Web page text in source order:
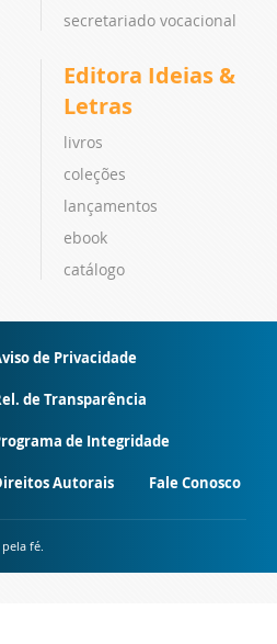
secretariado vocacional
Editora Ideias &
Letras
livros
coleções
lançamentos
ebook
catálogo
de Privacidade
de Transparência
de Integridade
Autorais Fale Conosco
fé.